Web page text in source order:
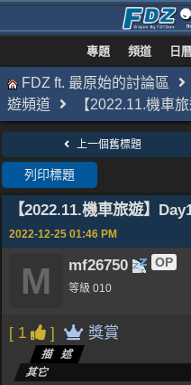
專題 頻道 日
FDZ ft. 最原始的討論區
遊頻道
【2022.11.機車
上一個舊標題
列印標題
【2022.11.機車旅遊】
2022-12-25 01:46 PM
M mf26750 OP
等級 010
[ 1 ] 獎賞
描述
其它